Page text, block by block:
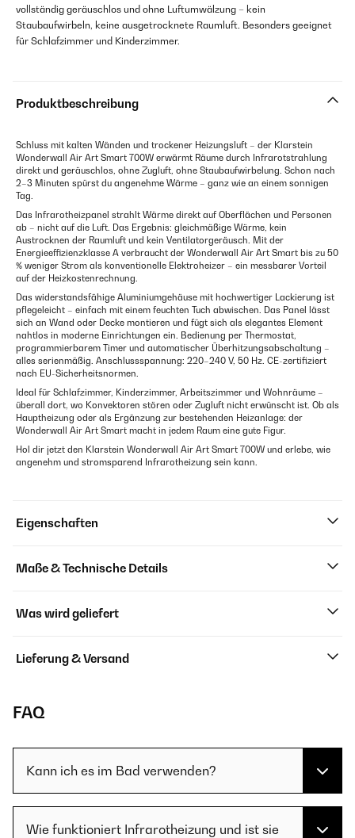
vollständig geräuschlos und ohne Luftumwälzung – kein
Staubaufwirbeln, keine ausgetrocknete Raumluft. Besonders geeignet
für Schlafzimmer und Kinderzimmer.
Produktbeschreibung
Schluss mit kalten Wänden und trockener Heizungsluft – der Klarstein
Wonderwall Air Art Smart 700W erwärmt Räume durch Infrarotstrahlung
direkt und geräuschlos, ohne Zugluft, ohne Staubaufwirbelung. Schon nach
2–3 Minuten spürst du angenehme Wärme – ganz wie an einem sonnigen
Tag.
Das Infrarotheizpanel strahlt Wärme direkt auf Oberflächen und Personen
ab – nicht auf die Luft. Das Ergebnis: gleichmäßige Wärme, kein
Austrocknen der Raumluft und kein Ventilatorgeräusch. Mit der
Energieeffizienzklasse A verbraucht der Wonderwall Air Art Smart bis zu 50
% weniger Strom als konventionelle Elektroheizer – ein messbarer Vorteil
auf der Heizkostenrechnung.
Das widerstandsfähige Aluminiumgehäuse mit hochwertiger Lackierung ist
pflegeleicht – einfach mit einem feuchten Tuch abwischen. Das Panel lässt
sich an Wand oder Decke montieren und fügt sich als elegantes Element
nahtlos in moderne Einrichtungen ein. Bedienung per Thermostat,
programmierbarem Timer und automatischer Überhitzungsabschaltung –
alles serienmäßig. Anschlussspannung: 220–240 V, 50 Hz. CE-zertifiziert
nach EU-Sicherheitsnormen.
Ideal für Schlafzimmer, Kinderzimmer, Arbeitszimmer und Wohnräume –
überall dort, wo Konvektoren stören oder Zugluft nicht erwünscht ist. Ob als
Hauptheizung oder als Ergänzung zur bestehenden Heizanlage: der
Wonderwall Air Art Smart macht in jedem Raum eine gute Figur.
Hol dir jetzt den Klarstein Wonderwall Air Art Smart 700W und erlebe, wie
angenehm und stromsparend Infrarotheizung sein kann.
Eigenschaften
Maße & Technische Details
Was wird geliefert
Lieferung & Versand
FAQ
Kann ich es im Bad verwenden?
Wie funktioniert Infrarotheizung und ist sie